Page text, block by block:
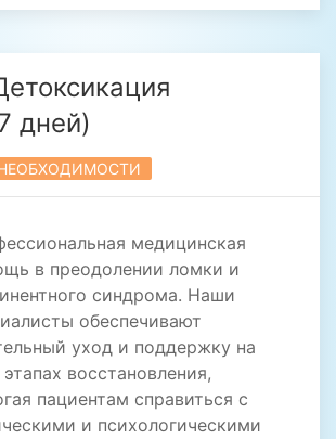
дней)
медицинская
в преодолении ломки и
синдрома. Наши
обеспечивают
уход и поддержку на
этапах восстановления,
пациентам справиться с
и психологическими